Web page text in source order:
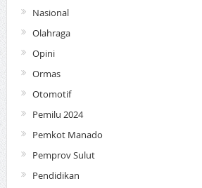
Nasional
Olahraga
Opini
Ormas
Otomotif
Pemilu 2024
Pemkot Manado
Pemprov Sulut
Pendidikan